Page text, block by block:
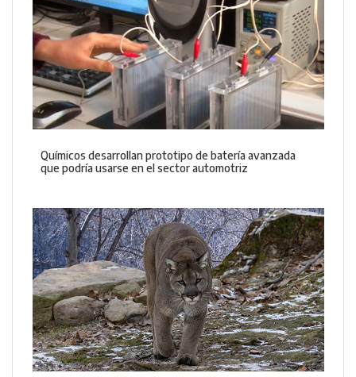
Químicos desarrollan prototipo de batería avanzada
que podría usarse en el sector automotriz